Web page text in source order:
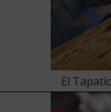
El